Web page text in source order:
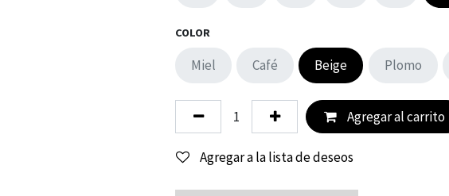
COLOR
Miel Café Beige Plomo
Agregar al carrito
Agregar a la lista de deseos